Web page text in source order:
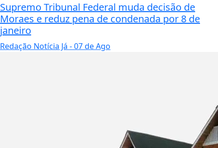
Supremo Tribunal Federal muda decisão de
Moraes e reduz pena de condenada por 8 de
janeiro
Redação Notícia Já - 07 de Ago